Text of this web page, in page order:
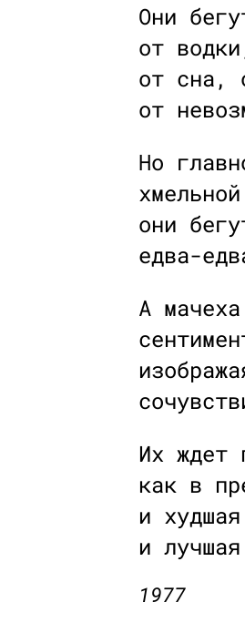
Они
от
от сна,
от
Но
они
едва-
А
Их ждет
как в
и
и
1977